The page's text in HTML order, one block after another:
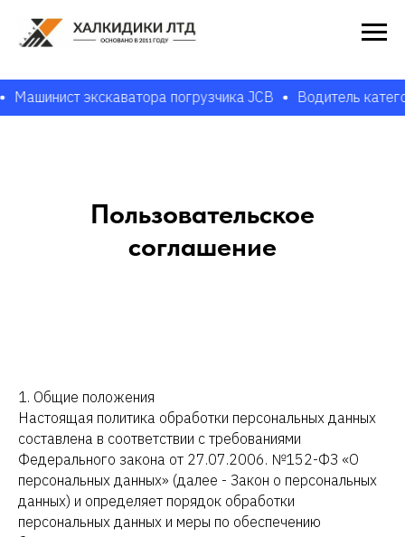
экскаватора погрузчика JCB Водитель
Пользовательское
соглашение
1. Общие положения
Настоящая политика обработки персональных данных
составлена в соответствии с требованиями
Федерального закона от 27.07.2006. №152-ФЗ «О
персональных данных» (далее - Закон о персональных
данных) и определяет порядок обработки
персональных данных и меры по обеспечению